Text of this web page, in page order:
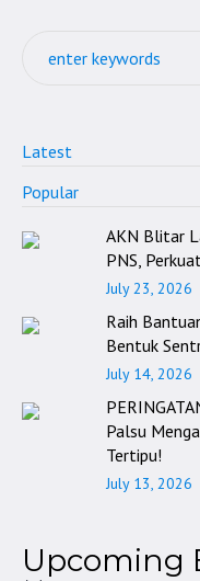
Latest
Popular
AKN Blitar
PNS,
July 23, 2026
Raih
Bentuk
July 14, 2026
Palsu
Tertipu!
July 13, 2026
Upcoming